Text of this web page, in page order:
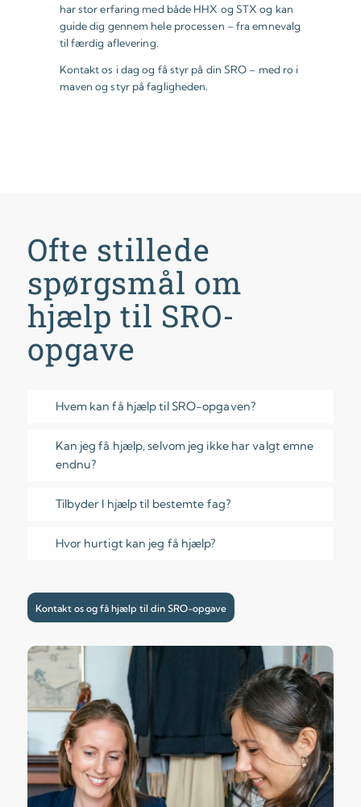
har stor erfaring med både HHX og STX og kan
guide dig gennem hele processen – fra emnevalg
til færdig aflevering.
Kontakt os i dag og få styr på din SRO – med ro i
maven og styr på fagligheden.
Ofte stillede
spørgsmål om
hjælp til SRO-
opgave
Hvem kan få hjælp til SRO-opgaven?
Kan jeg få hjælp, selvom jeg ikke har valgt emne
endnu?
Tilbyder I hjælp til bestemte fag?
Hvor hurtigt kan jeg få hjælp?
Kontakt os og få hjælp til din SRO-opgave